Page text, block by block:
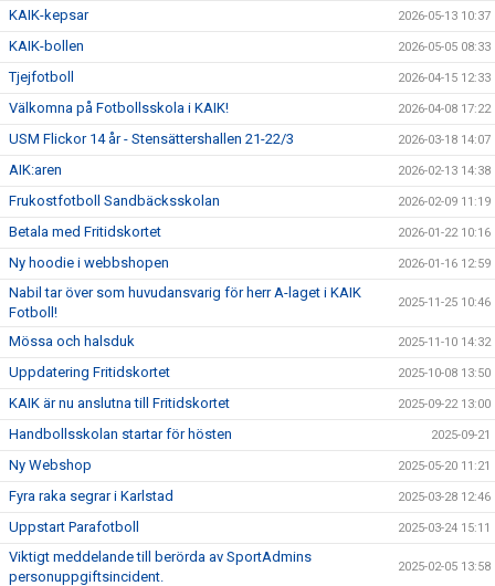
KAIK-kepsar 2026-05-13 10:37
KAIK-bollen 2026-05-05 08:33
Tjejfotboll 2026-04-15 12:33
Välkomna på Fotbollsskola i KAIK! 2026-04-08 17:22
USM Flickor 14 år - Stensättershallen 21-22/3 2026-03-18 14:07
AIK:aren 2026-02-13 14:38
Frukostfotboll Sandbäcksskolan 2026-02-09 11:19
Betala med Fritidskortet 2026-01-22 10:16
Ny hoodie i webbshopen 2026-01-16 12:59
Nabil tar över som huvudansvarig för herr A-laget i KAIK
Fotboll!
2025-11-25 10:46
Mössa och halsduk 2025-11-10 14:32
Uppdatering Fritidskortet 2025-10-08 13:50
KAIK är nu anslutna till Fritidskortet 2025-09-22 13:00
Handbollsskolan startar för hösten 2025-09-21
Ny Webshop 2025-05-20 11:21
Fyra raka segrar i Karlstad 2025-03-28 12:46
Uppstart Parafotboll 2025-03-24 15:11
Viktigt meddelande till berörda av SportAdmins
personuppgiftsincident.
2025-02-05 13:58